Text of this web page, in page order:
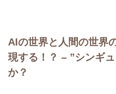
AIの世界と人間の世界
現する！？ – ”シンギ
か？